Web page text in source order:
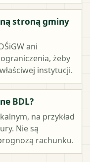
stroną gminy
ani
żeby
instytucji.
BDL?
na przykład
Nie są
rachunku.